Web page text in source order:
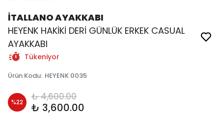
İTALLANO AYAKKABI
HEYENK HAKİKİ DERİ GÜNLÜK ERKEK CASUAL
AYAKKABI
Tükeniyor
Ürün Kodu: HEYENK 0035
%22 ₺ 4,600.00
₺ 3,600.00